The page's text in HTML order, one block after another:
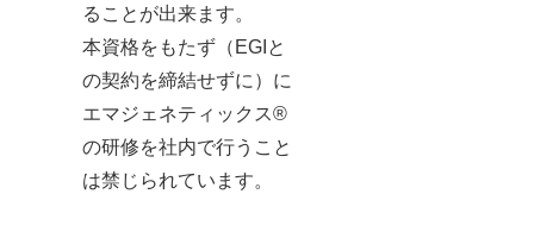
ることが出来ます。
本資格をもたず（EGIと
の契約を締結せずに）に
エマジェネティックス®
の研修を社内で行うこと
は禁じられています。